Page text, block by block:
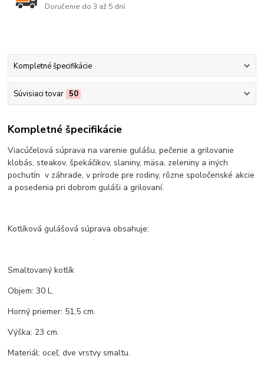
Doručenie do 3 až 5 dní
Kompletné špecifikácie
Súvisiaci tovar 50
Kompletné špecifikácie
Viacúčelová súprava na varenie gulášu, pečenie a grilovanie
klobás, steakov, špekáčikov, slaniny, mäsa, zeleniny a iných
pochutín v záhrade, v prírode pre rodiny, rôzne spoločenské akcie
a posedenia pri dobrom guláši a grilovaní.
Kotlíková gulášová súprava obsahuje:
Smaltovaný kotlík
Objem: 30 L.
Horný priemer: 51,5 cm.
Výška: 23 cm.
Materiál: oceľ, dve vrstvy smaltu.